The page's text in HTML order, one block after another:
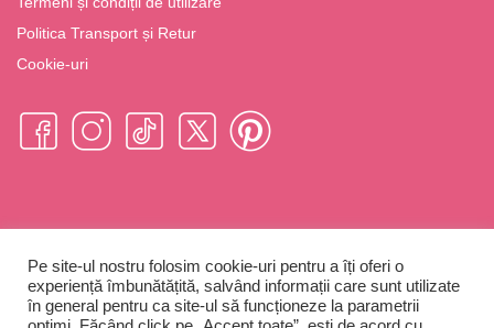
Politica Transport și Retur
Cookie-uri
Flormar România © Copyright 2023
Pe site-ul nostru folosim cookie-uri pentru a îți oferi o
experiență îmbunătățită, salvând informații care sunt utilizate
în general pentru ca site-ul să funcționeze la parametrii